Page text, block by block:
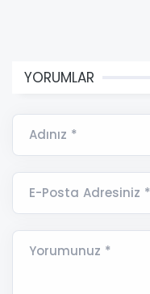
YORUMLAR
Adınız *
E-Posta Adresiniz *
Yorumunuz *